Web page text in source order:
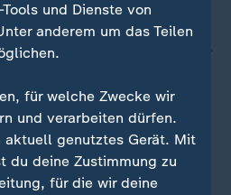
und Dienste von
anderem um das Teilen
für welche Zwecke wir
und verarbeiten dürfen.
genutztes Gerät. Mit
du deine Zustimmung zu
für die wir deine